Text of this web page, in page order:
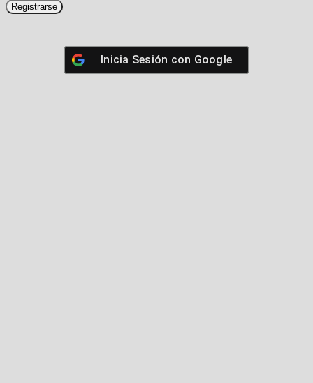
Registrarse
Inicia Sesión con Google